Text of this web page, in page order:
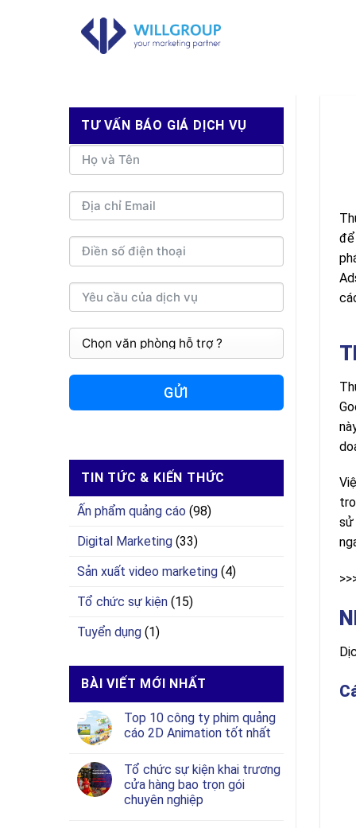
TƯ VẤN BÁO GIÁ DỊCH VỤ
GỬI
TIN TỨC & KIẾN THỨC
Ấn phẩm quảng cáo (98)
Digital Marketing (33)
Sản xuất video marketing (4)
Tổ chức sự kiện (15)
Tuyển dụng (1)
BÀI VIẾT MỚI NHẤT
Top 10 công ty phim quảng
cáo 2D Animation tốt nhất
Tổ chức sự kiện khai trương
cửa hàng bao trọn gói
chuyên nghiệp
để
sử